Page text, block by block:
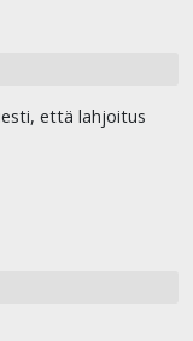
että lahjoitus